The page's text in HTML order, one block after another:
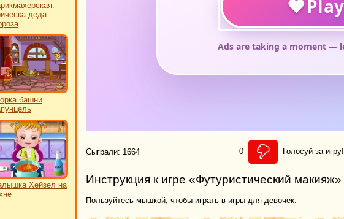
деда
башни
Хейзел на
Сыграли: 1664 0 Голосуй за игру!
Инструкция к игре «Футуристический макияж»
Пользуйтесь мышкой, чтобы играть в игры для девочек.